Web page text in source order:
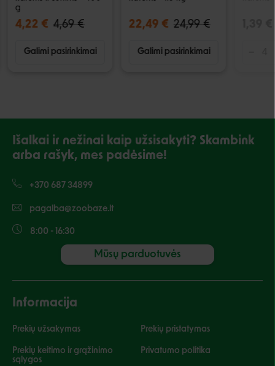
g
4,22 € 4,69 €
Galimi pasirinkimai
22,49 € 24,99 €
Galimi pasirinkimai
Išalkai ir nežinai kaip užsisakyti? Skambink
arba rašyk, mes padėsime!
+370 687 34899
pagalba@zoobaze.lt
8:00 - 16:30
Mūsų parduotuvės
Informacija
Prekių užsakymas Prekių pristatymas
Prekių keitimo ir grąžinimo
sąlygos
Privatumo politika